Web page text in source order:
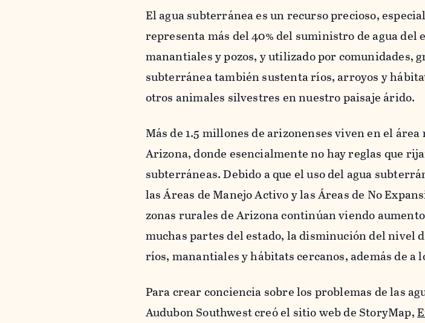
El agua subterránea es un recurso precioso,
representa más del 40% del suministro de agua del
manantiales y pozos, y utilizado por comunidades,
subterránea también sustenta ríos, arroyos y
otros animales silvestres en nuestro paisaje árido.
Más de 1.5 millones de arizonenses viven en el
Arizona, donde esencialmente no hay reglas que
subterráneas. Debido a que el uso del agua
las Áreas de Manejo Activo y las Áreas de No
zonas rurales de Arizona continúan viendo
muchas partes del estado, la disminución del nivel
ríos, manantiales y hábitats cercanos, además de a
Para crear conciencia sobre los problemas de las
Audubon Southwest creó el sitio web de StoryMap,